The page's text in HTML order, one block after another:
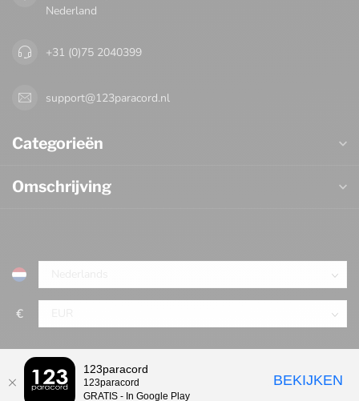
Nederland
+31 (0)75 2040399
support@123paracord.nl
Categorieën
Omschrijving
€
123paracord
123paracord
GRATIS - In Google Play
BEKIJKEN